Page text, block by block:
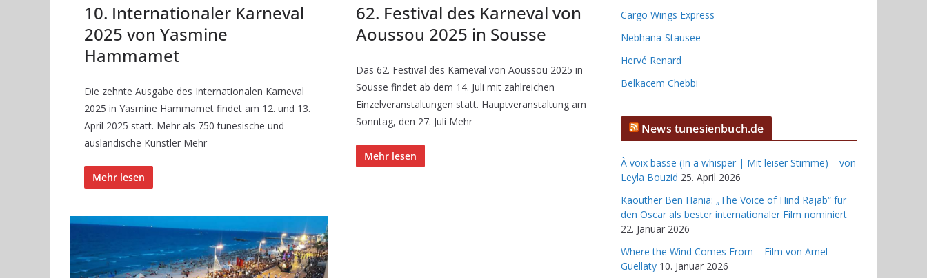
10. Internationaler Karneval
2025 von Yasmine
Hammamet
Die zehnte Ausgabe des Internationalen Karneval
2025 in Yasmine Hammamet findet am 12. und 13.
April 2025 statt. Mehr als 750 tunesische und
ausländische Künstler Mehr
Mehr lesen
62. Festival des Karneval von
Aoussou 2025 in Sousse
Das 62. Festival des Karneval von Aoussou 2025 in
Sousse findet ab dem 14. Juli mit zahlreichen
Einzelveranstaltungen statt. Hauptveranstaltung am
Sonntag, den 27. Juli Mehr
Mehr lesen
Cargo Wings Express
Nebhana-Stausee
Hervé Renard
Belkacem Chebbi
News tunesienbuch.de
À voix basse (In a whisper | Mit leiser Stimme) – von
Leyla Bouzid 25. April 2026
Kaouther Ben Hania: „The Voice of Hind Rajab“ für
den Oscar als bester internationaler Film nominiert
22. Januar 2026
Where the Wind Comes From – Film von Amel
Guellaty 10. Januar 2026